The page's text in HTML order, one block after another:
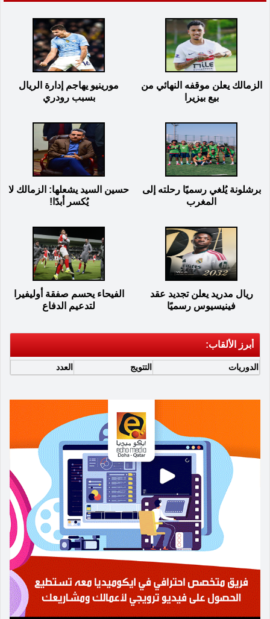
الزمالك يعلن موقفه النهائي من
بيع بيزيرا
مورينيو يهاجم إدارة الريال
بسبب رودري
برشلونة يُلغي رسميًا رحلته إلى
المغرب
حسين السيد يشعلها: الزمالك لا
يُكسر أبدًا!
ريال مدريد يعلن تجديد عقد
فينيسيوس رسميًا
الفيحاء يحسم صفقة أوليفيرا
لتدعيم الدفاع
أبرز الألقاب:
الدوريات التتويج العدد